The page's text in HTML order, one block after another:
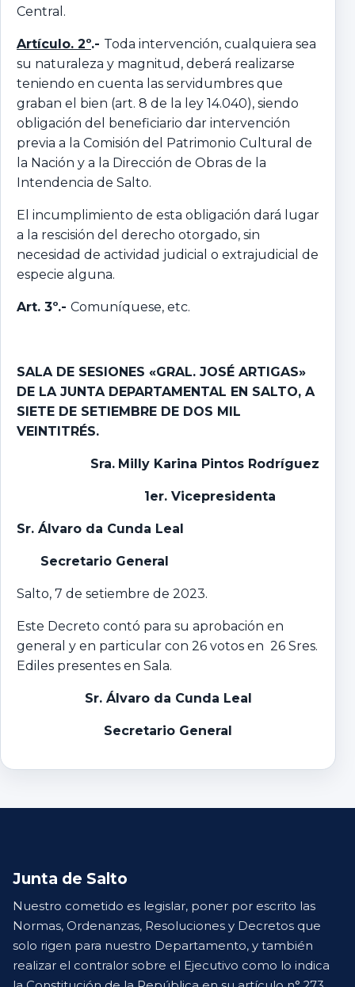
Central.
Artículo. 2º.- Toda intervención, cualquiera sea
su naturaleza y magnitud, deberá realizarse
teniendo en cuenta las servidumbres que
graban el bien (art. 8 de la ley 14.040), siendo
obligación del beneficiario dar intervención
previa a la Comisión del Patrimonio Cultural de
la Nación y a la Dirección de Obras de la
Intendencia de Salto.
El incumplimiento de esta obligación dará lugar
a la rescisión del derecho otorgado, sin
necesidad de actividad judicial o extrajudicial de
especie alguna.
Art. 3º.- Comuníquese, etc.
SALA DE SESIONES «GRAL. JOSÉ ARTIGAS»
DE LA JUNTA DEPARTAMENTAL EN SALTO, A
SIETE DE SETIEMBRE DE DOS MIL
VEINTITRÉS.
Sra. Milly Karina Pintos Rodríguez
1er. Vicepresidenta
Sr. Álvaro da Cunda Leal
Secretario General
Salto, 7 de setiembre de 2023.
Este Decreto contó para su aprobación en
general y en particular con 26 votos en 26 Sres.
Ediles presentes en Sala.
Sr. Álvaro da Cunda Leal
Secretario General
Junta de Salto
Nuestro cometido es legislar, poner por escrito las
Normas, Ordenanzas, Resoluciones y Decretos que
solo rigen para nuestro Departamento, y también
realizar el contralor sobre el Ejecutivo como lo indica